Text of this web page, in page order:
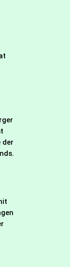
der